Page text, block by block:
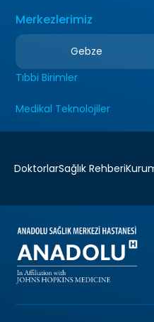
Merkezlerimiz
Gebze
Tıbbi Birimler
Medikal Teknolojiler
DoktorlarSağlık Rehberi